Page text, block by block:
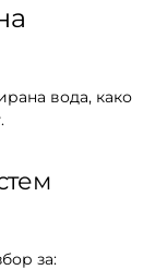
вода, како
за: